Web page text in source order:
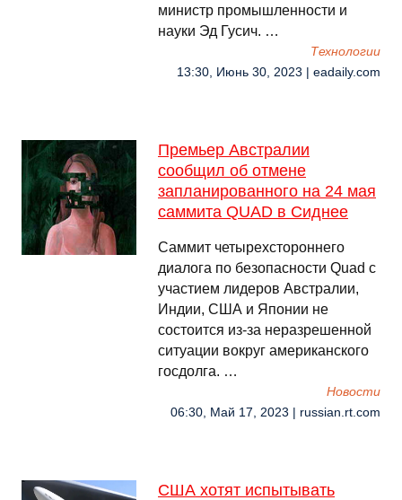
министр промышленности и
науки Эд Гусич. …
Технологии
13:30, Июнь 30, 2023 | eadaily.com
Премьер Австралии
сообщил об отмене
запланированного на 24 мая
саммита QUAD в Сиднее
Саммит четырехстороннего
диалога по безопасности Quad с
участием лидеров Австралии,
Индии, США и Японии не
состоится из-за неразрешенной
ситуации вокруг американского
госдолга. …
Новости
06:30, Май 17, 2023 | russian.rt.com
США хотят испытывать